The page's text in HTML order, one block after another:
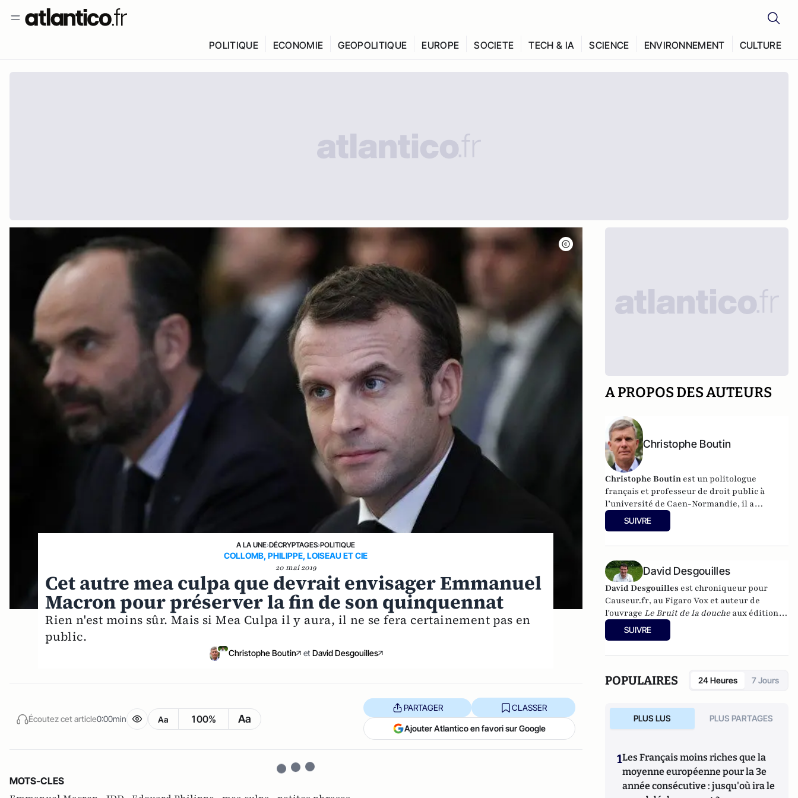
POLITIQUE ECONOMIE GEOPOLITIQUE EUROPE SOCIETE TECH & IA SCIENCE ENVIRONNEMENT CULTURE
A LA UNE›DÉCRYPTAGES›POLITIQUE
COLLOMB, PHILIPPE, LOISEAU ET CIE
20 mai 2019
Cet autre mea culpa que devrait envisager Emmanuel
Macron pour préserver la fin de son quinquennat
Rien n'est moins sûr. Mais si Mea Culpa il y aura, il ne se fera certainement pas en
public.
Christophe Boutin et David Desgouilles
Écoutez cet article0:00min Aa 100% Aa
PARTAGER CLASSER
Ajouter Atlantico en favori sur Google
MOTS-CLES
A PROPOS DES AUTEURS
Christophe Boutin
Christophe Boutin est un politologue
français et professeur de droit public à
l’université de Caen-Normandie, il a
notamment publié
XXe siècle(Flammarion 2009) et co-
populismes(Cerf 2019) etLe dictionnaire du
progressisme (Seuil 2022). Christophe
Boutin est membre de la Fondation du Pont-
Neuf.
SUIVRE
David Desgouilles
David Desgouilles est chroniqueur pour
Causeur.fr, au Figaro Vox et auteur de
l'ouvrage Le Bruit de la douche aux éditions
Michalon (2015).
SUIVRE
POPULAIRES 24 Heures 7 Jours
PLUS LUS PLUS PARTAGES
1Les Français moins riches que la
moyenne européenne pour la 3e
année consécutive : jusqu'où ira le